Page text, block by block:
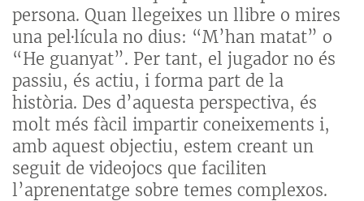
persona. Quan llegeixes un llibre o mires
una pel·lícula no dius: “M’han matat” o
“He guanyat”. Per tant, el jugador no és
passiu, és actiu, i forma part de la
història. Des d’aquesta perspectiva, és
molt més fàcil impartir coneixements i,
amb aquest objectiu, estem creant un
seguit de videojocs que faciliten
l’aprenentatge sobre temes complexos.